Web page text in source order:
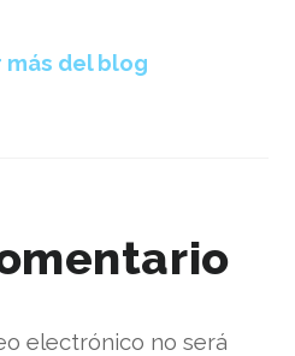
más del blog
electrónico no será